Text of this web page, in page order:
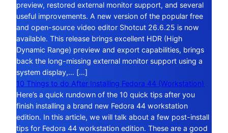
preview, restored external monitor support, and several
useful improvements. A new version of the popular free
and open-source video editor Shotcut 26.6.25 is now
available. This release brings excellent HDR (High
Dynamic Range) preview and export capabilities, brings
back the long-missing external monitor support using a
system display,… […]
10 Things to do After Installing Fedora 44 (Workstation)
Here’s a quick rundown of the 10 quick tips after you
finish installing a brand new Fedora 44 workstation
edition. In this article, we will talk about a few post-install
tips for Fedora 44 workstation edition. These are a good